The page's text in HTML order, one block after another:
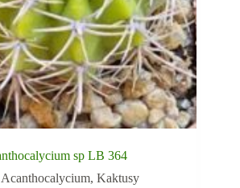
sp LB 364
Acanthocalycium,Kaktusy